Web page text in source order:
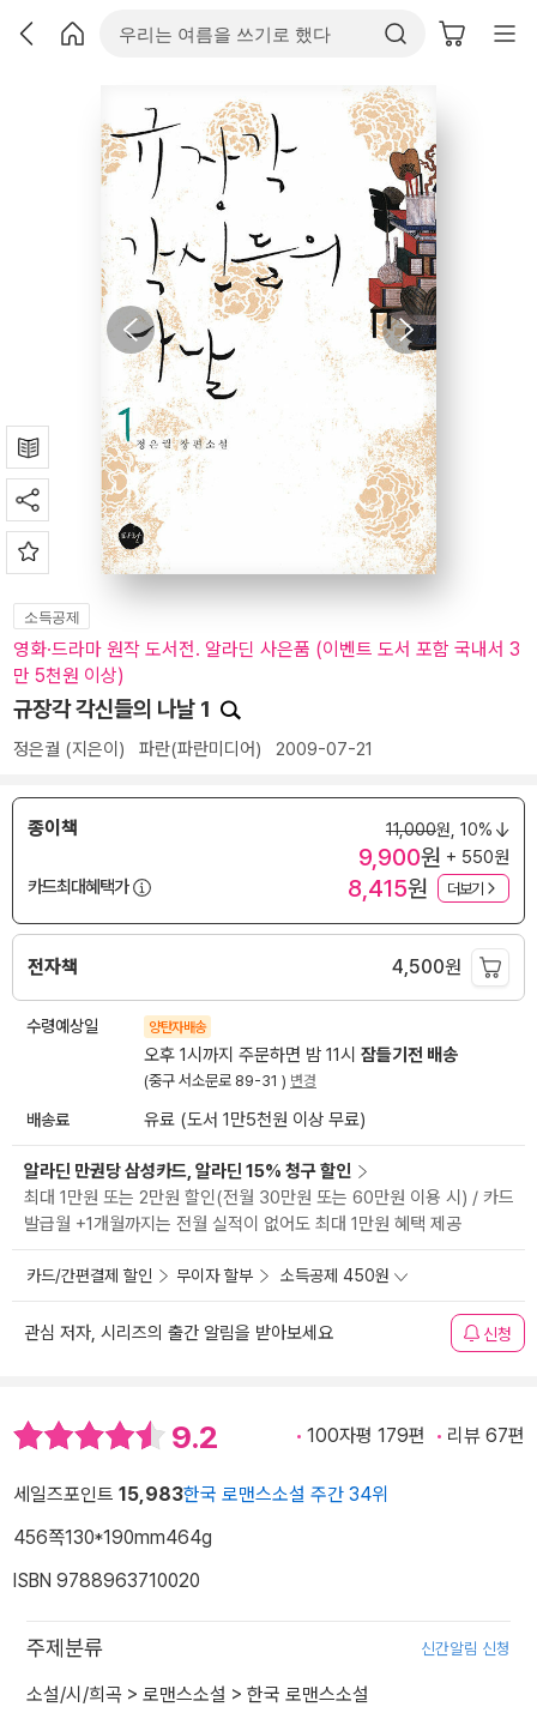
소득공제
영화·드라마 원작 도서전. 알라딘 사은품 (이벤트 도서 포함 국내서 3
만 5천원 이상)
규장각 각신들의 나날 1
정은궐 (지은이) 파란(파란미디어) 2009-07-21
종이책 11,000원, 10%
9,900원 + 550원
카드최대혜택가
8,415원 더보기
전자책 4,500원
수령예상일 양탄자배송
오후 1시까지 주문하면 밤 11시 잠들기전 배송
(중구 서소문로 89-31 ) 변경
배송료 유료 (도서 1만5천원 이상 무료)
알라딘 만권당 삼성카드, 알라딘 15% 청구 할인
최대 1만원 또는 2만원 할인(전월 30만원 또는 60만원 이용 시) / 카드
발급월 +1개월까지는 전월 실적이 없어도 최대 1만원 혜택 제공
카드/간편결제 할인 무이자 할부 소득공제 450원
관심 저자, 시리즈의 출간 알림을 받아보세요 신청
9.2 100자평 179편 리뷰 67편
세일즈포인트 15,983한국 로맨스소설 주간 34위
456쪽130*190mm464g
ISBN 9788963710020
주제분류 신간알림 신청
소설/시/희곡 > 로맨스소설 > 한국 로맨스소설